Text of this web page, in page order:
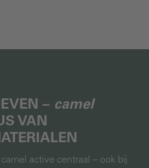
– camel
VAN
active centraal – ook bij